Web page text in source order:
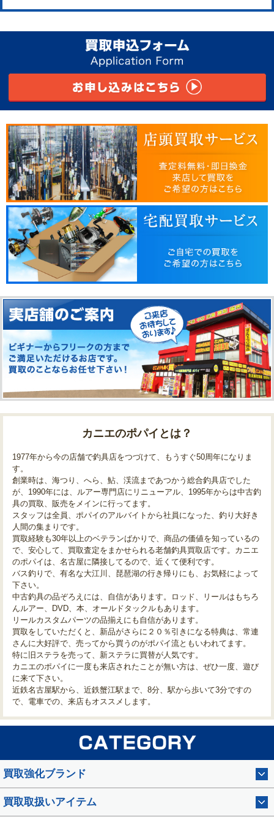
カニエのポパイとは？
1977年から今の店舗で釣具店をつづけて、もうすぐ50周年になりま
す。
創業時は、海つり、へら、鮎、渓流まであつかう総合釣具店でした
が、1990年には、ルアー専門店にリニューアル、1995年からは中古釣
具の買取、販売をメインに行ってます。
スタッフは全員、ポパイのアルバイトから社員になった、釣り大好き
人間の集まりです。
買取経験も30年以上のベテランばかりで、商品の価値を知っているの
で、安心して、買取査定をまかせられる老舗釣具買取店です。カニエ
のポパイは、名古屋に隣接してるので、近くて便利です。
バス釣りで、有名な大江川、琵琶湖の行き帰りにも、お気軽によって
下さい。
中古釣具の品ぞろえには、自信があります。ロッド、リールはもちろ
んルアー、DVD、本、オールドタックルもあります。
リールカスタムパーツの品揃えにも自信があります。
買取をしていただくと、新品がさらに２０％引きになる特典は、常連
さんに大好評で、売ってから買うのがポパイ流ともいわれてます。
特に旧ステラを売って、新ステラに買替が人気です。
カニエのポパイに一度も来店されたことが無い方は、ぜひ一度、遊び
に来て下さい。
近鉄名古屋駅から、近鉄蟹江駅まで、8分、駅から歩いて3分ですの
で、電車での、来店もオススメします。
買取強化ブランド
買取取扱いアイテム